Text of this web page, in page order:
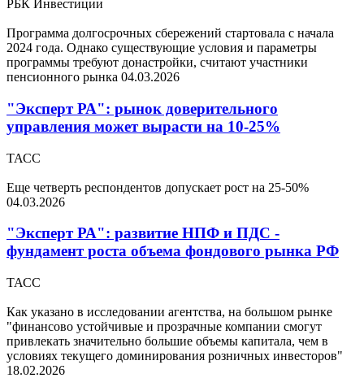
РБК Инвестиции
Программа долгосрочных сбережений стартовала с начала
2024 года. Однако существующие условия и параметры
программы требуют донастройки, считают участники
пенсионного рынка 04.03.2026
"Эксперт РА": рынок доверительного
управления может вырасти на 10-25%
ТАСС
Еще четверть респондентов допускает рост на 25-50%
04.03.2026
"Эксперт РА": развитие НПФ и ПДС -
фундамент роста объема фондового рынка РФ
ТАСС
Как указано в исследовании агентства, на большом рынке
"финансово устойчивые и прозрачные компании смогут
привлекать значительно большие объемы капитала, чем в
условиях текущего доминирования розничных инвесторов"
18.02.2026